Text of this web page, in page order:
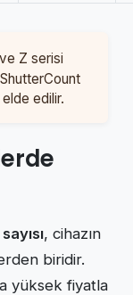
Z serisi
edilir.
, cihazın
biridir.
yüksek fiyatla